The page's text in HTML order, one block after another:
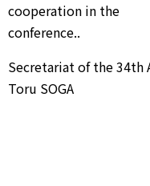
cooperation in the
conference..
Secretariat of the 34th
Toru SOGA